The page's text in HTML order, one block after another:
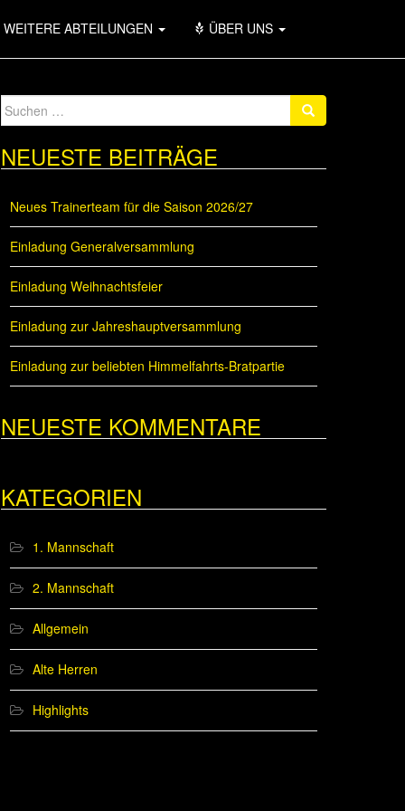
WEITERE ABTEILUNGEN ÜBER UNS
Suche
nach:
NEUESTE BEITRÄGE
Neues Trainerteam für die Saison 2026/27
Einladung Generalversammlung
Einladung Weihnachtsfeier
Einladung zur Jahreshauptversammlung
Einladung zur beliebten Himmelfahrts-Bratpartie
NEUESTE KOMMENTARE
KATEGORIEN
1. Mannschaft
2. Mannschaft
Allgemein
Alte Herren
Highlights